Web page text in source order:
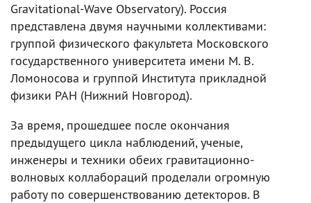
Gravitational-Wave Observatory). Россия
представлена двумя научными коллективами:
группой физического факультета Московского
государственного университета имени М. В.
Ломоносова и группой Института прикладной
физики РАН (Нижний Новгород).
За время, прошедшее после окончания
предыдущего цикла наблюдений, ученые,
инженеры и техники обеих гравитационно-
волновых коллабораций проделали огромную
работу по совершенствованию детекторов. В